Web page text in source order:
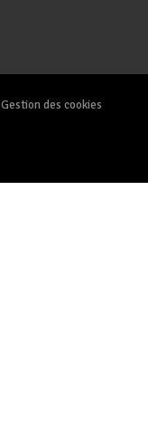
Gestion des cookies